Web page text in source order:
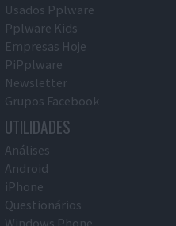
Usados Pplware
Pplware Kids
Empresas Hoje
PiPplware
Newsletter
Grupos Facebook
UTILIDADES
Análises
Android
iPhone
Questionários
Windows Phone